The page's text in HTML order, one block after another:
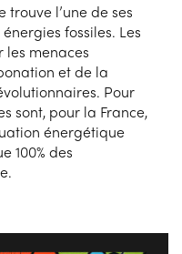
l’une de ses
fossiles. Les
les menaces
et de la
Pour
sont, pour la France,
énergétique
100% des